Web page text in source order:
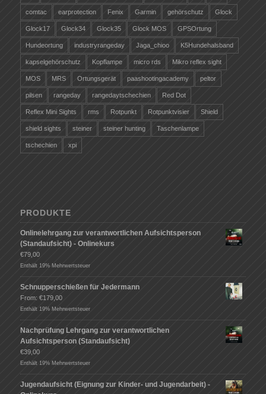
comtac earprotection Fenix Garmin gehörschutz Glock
Glock17 Glock34 Glock35 Glock MOS GPSOrtung
Hundeortung industryrangeday Jaga_chioo K5Hundehalsband
kapselgehörschutz Kopflampe micro rds Mikro reflex sight
MOS MRS Ortungsgerät paashootingacademy peltor
pilsen rangeday rangedaytschechien Red Dot
Reflex Mini Sights rms Rotpunkt Rotpunktvisier Shield
shield sights steiner steiner hunting Taschenlampe
tschechien xpi
PRODUKTE
Onlinelehrgang zur verantwortlichen Aufsichtsperson
(Standaufsicht) - Onlinekurs
€79,00
Enthält 19% Mehrwertsteuer
Schnupperschießen für Jedermann
From: €179,00
Enthält 19% Mehrwertsteuer
Nachprüfung Lehrgang zur verantwortlichen
Aufsichtsperson (Standaufsicht)
€39,00
Enthält 19% Mehrwertsteuer
Jugendaufsicht (Eignung zur Kinder- und Jugendarbeit) -